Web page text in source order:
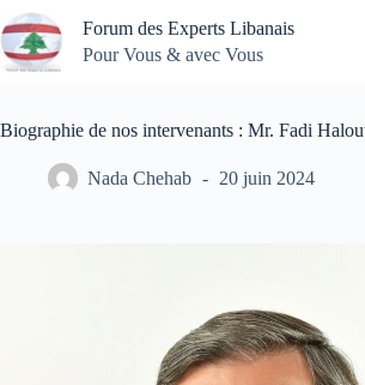
Passer
au
contenu
Forum des Experts Libanais
Pour Vous & avec Vous
Biographie de nos intervenants : Mr. Fadi
Nada Chehab 20 juin 2024